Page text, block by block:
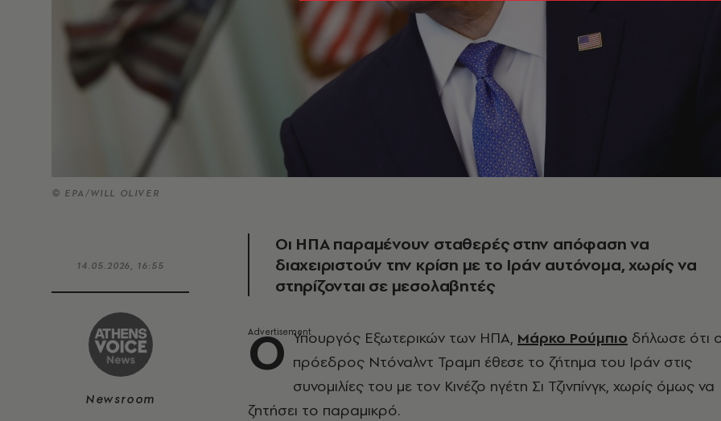
© ΕΡΑ/WILL OLIVER
14.05.2026, 16:55
Newsroom
Οι ΗΠΑ παραμένουν σταθερές στην απόφαση να
διαχειριστούν την κρίση με το Ιράν αυτόνομα, χωρίς να
στηρίζονται σε μεσολαβητές
Ο Υπουργός Εξωτερικών των ΗΠΑ, Μάρκο Ρούμπιο δήλωσε ότι
πρόεδρος Ντόναλντ Τραμπ έθεσε το ζήτημα του Ιράν στις
συνομιλίες του με τον Κινέζο ηγέτη Σι Τζινπίνγκ, χωρίς όμως να
ζητήσει το παραμικρό.